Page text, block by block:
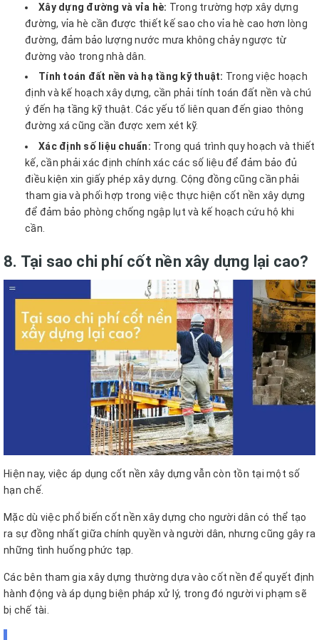
Xây dựng đường và vỉa hè: Trong trường hợp xây dựng
đường, vỉa hè cần được thiết kế sao cho vỉa hè cao hơn lòng
đường, đảm bảo lượng nước mưa không chảy ngược từ
đường vào trong nhà dân.
Tính toán đất nền và hạ tầng kỹ thuật: Trong việc hoạch
định và kế hoạch xây dựng, cần phải tính toán đất nền và chú
ý đến hạ tầng kỹ thuật. Các yếu tố liên quan đến giao thông
đường xá cũng cần được xem xét kỹ.
Xác định số liệu chuẩn: Trong quá trình quy hoạch và thiết
kế, cần phải xác định chính xác các số liệu để đảm bảo đủ
điều kiện xin giấy phép xây dựng. Cộng đồng cũng cần phải
tham gia và phối hợp trong việc thực hiện cốt nền xây dựng
để đảm bảo phòng chống ngập lụt và kế hoạch cứu hộ khi
cần.
8. Tại sao chi phí cốt nền xây dựng lại cao?
Hiện nay, việc áp dụng cốt nền xây dựng vẫn còn tồn tại một số
hạn chế.
Mặc dù việc phổ biến cốt nền xây dựng cho người dân có thể tạo
ra sự đồng nhất giữa chính quyền và người dân, nhưng cũng gây ra
những tình huống phức tạp.
Các bên tham gia xây dựng thường dựa vào cốt nền để quyết định
hành động và áp dụng biện pháp xử lý, trong đó người vi phạm sẽ
bị chế tài.